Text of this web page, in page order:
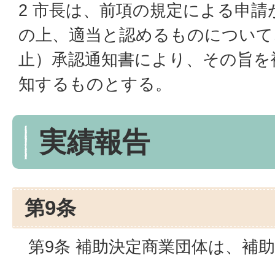
2 市長は、前項の規定による申
の上、適当と認めるものについ
止）承認通知書により、その旨
知するものとする。
実績報告
第9条
第9条 補助決定商業団体は、補